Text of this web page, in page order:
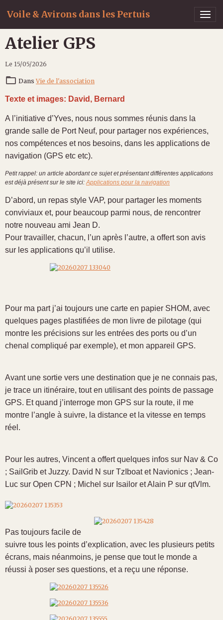
Voile & Avirons dans les Pertuis
Atelier GPS
Le 15/05/2026
DansVie de l'association
Texte et images: David, Bernard
A l’initiative d’Yves, nous nous sommes réunis dans la
grande salle de Port Neuf, pour partager nos expériences,
nos compétences et nos besoins, dans les applications de
navigation (GPS etc etc).
Petit rappel: un article abordant ce sujet et présentant différentes applications
est déjà présent sur le site ici:Applications pour la navigation
D’abord, un repas style VAP, pour partager les moments
conviviaux et, pour beaucoup parmi nous, de rencontrer
notre nouveau ami Jean D.
Pour travailler, chacun, l’un après l’autre, a offert son avis
sur les applications qu’il utilise.
Pour ma part j’ai toujours une carte en papier SHOM, avec
quelques pages plastifiées de mon livre de pilotage (qui
montre les précisions sur les entrées des ports ou d’un
chenal compliqué par exemple), et mon appareil GPS.
Avant une sortie vers une destination que je ne connais pas,
je trace un itinéraire, tout en utilisant des points de passage
GPS. Et quand j’interroge mon GPS sur la route, il me
montre l’angle à suivre, la distance et la vitesse en temps
réel.
Pour les autres, Vincent a offert quelques infos sur Nav & Co
; SailGrib et Juzzy. David N sur TzIboat et Navionics ; Jean-
Luc sur Open CPN ; Michel sur Isailor et Alain P sur qtVlm.
Pas toujours facile de
suivre tous les points d’explication, avec les plusieurs petits
écrans, mais néanmoins, je pense que tout le monde a
réussi à poser ses questions, et a reçu une réponse.